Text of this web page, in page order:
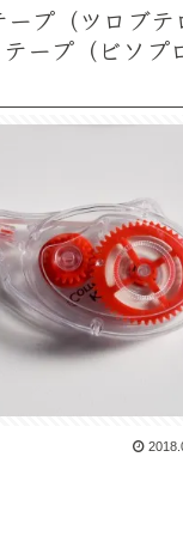
プ（ツロブテ
ープ（ビソプ